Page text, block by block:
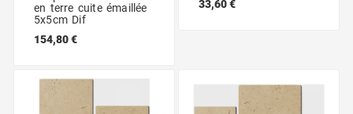
en terre cuite émaillée
5x5cm Dif
154,80 €
33,60 €